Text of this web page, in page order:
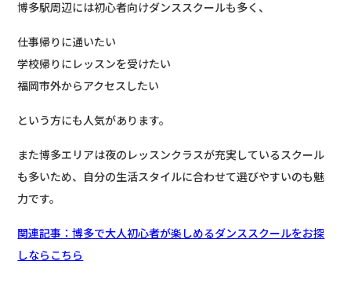
博多駅周辺には初心者向けダンススクールも多く、
仕事帰りに通いたい
学校帰りにレッスンを受けたい
福岡市外からアクセスしたい
という方にも人気があります。
また博多エリアは夜のレッスンクラスが充実しているスクール
も多いため、自分の生活スタイルに合わせて選びやすいのも魅
力です。
関連記事：博多で大人初心者が楽しめるダンススクールをお探
しならこちら